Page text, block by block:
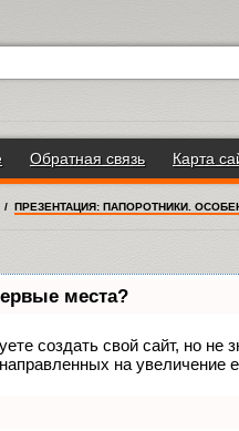
Обратная связь Карта
/ ПРЕЗЕНТАЦИЯ: ПАПОРОТНИКИ.
места?
создать свой сайт, но не
на увеличение